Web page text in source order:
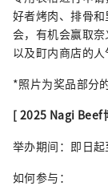
好者烤肉、排骨
会，有机会赢取
以及町内商店的人
*照片为奖品部分
[ 2025 Nagi Beef
举办期间：即日起
如何参与：